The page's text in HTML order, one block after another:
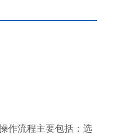
作流程主要包括：选